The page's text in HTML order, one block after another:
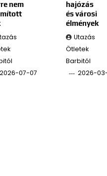
nem
2026-07-07
hajózás
és városi
élmények
Utazás
Ötletek
Barbitól
2026-